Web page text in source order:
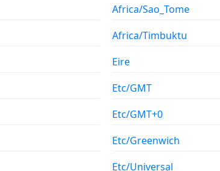
Africa/Sao_Tome
Africa/Timbuktu
Eire
Etc/GMT
Etc/GMT+0
Etc/Greenwich
Etc/Universal